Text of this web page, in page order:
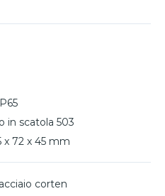
la luce verso il basso,
degli spazi esterni.
integrato, si adatta a
in scatola 503
x 72 x 45 mm
corten